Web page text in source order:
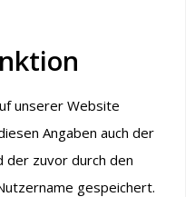
unserer Website
Angaben auch der
der zuvor durch den
gespeichert.